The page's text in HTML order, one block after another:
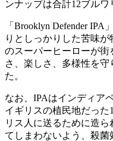
ンナップは合計12ブルワ
「Brooklyn Defender
りとしっかりした苦味
のスーパーヒーローが
さ、楽しさ、多様性を
た。
なお、IPAはインディア
イギリスの植民地だった
リス人に送るために造
てしまわないよう、殺